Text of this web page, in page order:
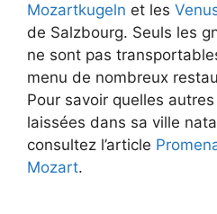
Mozartkugeln et les
de Salzbourg. Seuls les
ne sont pas
menu de nombreux
Pour savoir quelles
laissées dans sa ville
consultez l’article
Mozart.